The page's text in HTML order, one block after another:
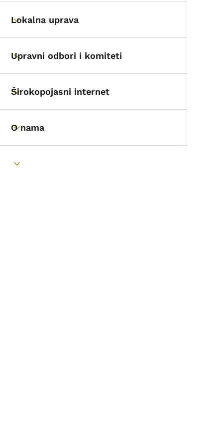
Toggle submenu
Lokalna uprava
Toggle submenu
Upravni odbori i komiteti
Toggle submenu
Širokopojasni internet
Toggle submenu
O nama
Toggle submenu